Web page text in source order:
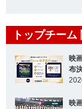
トップチー
映
布
映